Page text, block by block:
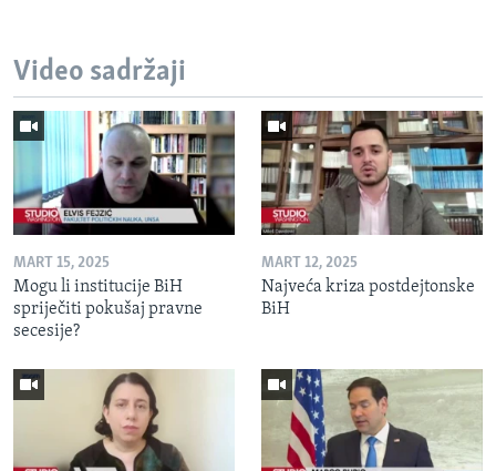
Video sadržaji
MART 15, 2025
Mogu li institucije BiH
spriječiti pokušaj pravne
secesije?
MART 12, 2025
Najveća kriza postdejtonske
BiH